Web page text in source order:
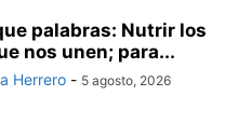
palabras: Nutrir los
nos unen; para...
Herrero - 5 agosto, 2026